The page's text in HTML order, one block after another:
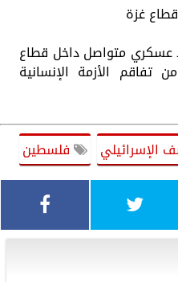
غزة
عسكري متواصل داخل قطاع
الأزمة الإنسانية
الإسرائيلي فلسطين